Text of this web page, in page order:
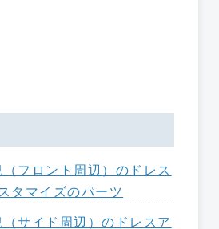
フロント周辺）のドレス
タマイズのパーツ
サイド周辺）のドレスア